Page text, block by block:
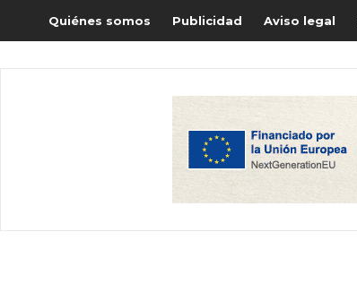
Quiénes somos Publicidad Aviso legal